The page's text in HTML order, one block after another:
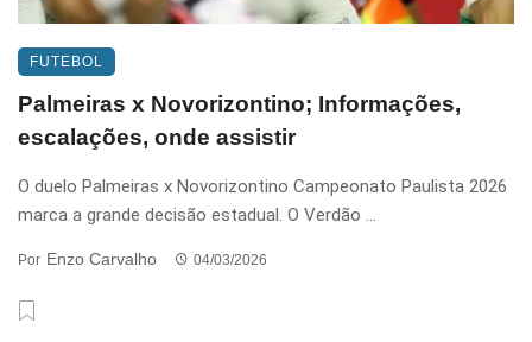
FUTEBOL
Palmeiras x Novorizontino; Informações,
escalações, onde assistir
O duelo Palmeiras x Novorizontino Campeonato Paulista 2026
marca a grande decisão estadual. O Verdão ...
Por Enzo Carvalho 04/03/2026